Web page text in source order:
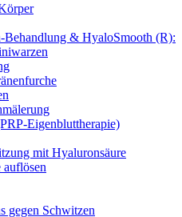
Behandlung & HyaloSmooth (R):
Eigenbluttherapie)
mit Hyaluronsäure
gegen Schwitzen